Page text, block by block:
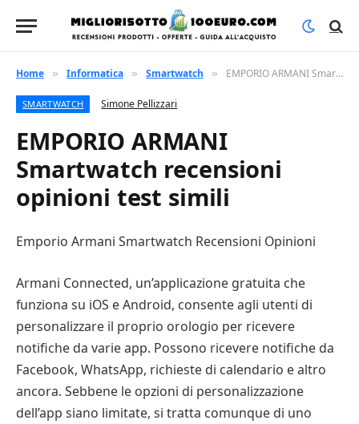
Home » Informatica » Smartwatch » EMPORIO ARMANI Smartwatch recensioni opinioni test simili
SMARTWATCH Simone Pellizzari
EMPORIO ARMANI
Smartwatch recensioni
opinioni test simili
Emporio Armani Smartwatch Recensioni Opinioni
Armani Connected, un’applicazione gratuita che
funziona su iOS e Android, consente agli utenti di
personalizzare il proprio orologio per ricevere
notifiche da varie app. Possono ricevere notifiche da
Facebook, WhatsApp, richieste di calendario e altro
ancora. Sebbene le opzioni di personalizzazione
dell’app siano limitate, si tratta comunque di uno